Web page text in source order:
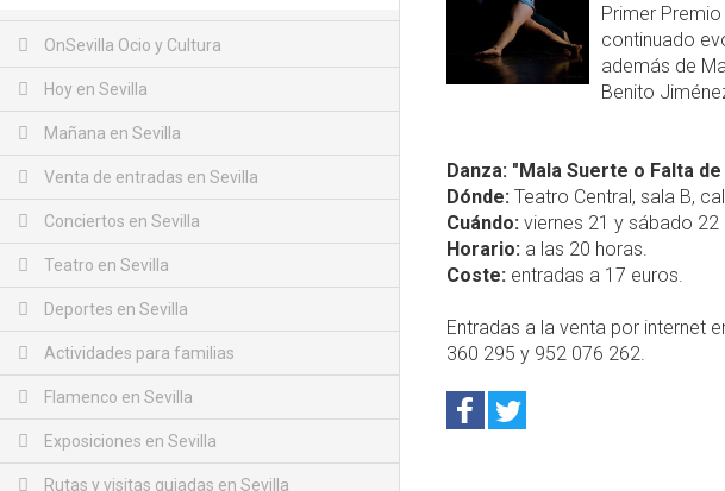
OnSevilla Ocio y Cultura
Hoy en Sevilla
Mañana en Sevilla
Venta de entradas en Sevilla
Conciertos en Sevilla
Teatro en Sevilla
Deportes en Sevilla
Actividades para familias
Flamenco en Sevilla
Exposiciones en Sevilla
Rutas y visitas guiadas en Sevilla
Primer
continuado
además de
Benito
Danza: "Mala Suerte o Falta
Dónde: Teatro Central, sala B,
Cuándo: viernes 21 y sábado
Horario: a las 20 horas.
Coste: entradas a 17 euros.
Entradas a la venta por internet
360 295 y 952 076 262.